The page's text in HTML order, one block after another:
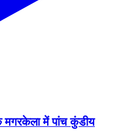
मगरकेला में पांच कुंडीय